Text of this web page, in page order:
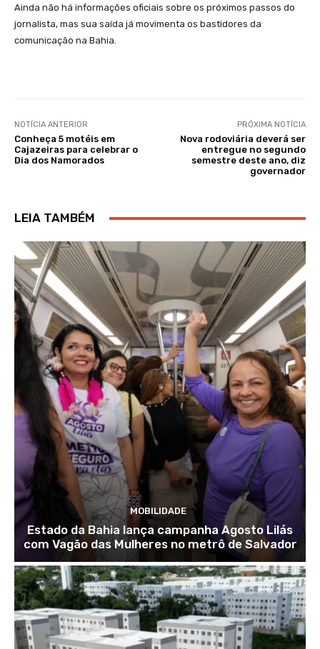
Ainda não há informações oficiais sobre os próximos passos do
jornalista, mas sua saída já movimenta os bastidores da
comunicação na Bahia.
NOTÍCIA ANTERIOR
Conheça 5 motéis em
Cajazeiras para celebrar o
Dia dos Namorados
PRÓXIMA NOTÍCIA
Nova rodoviária deverá ser
entregue no segundo
semestre deste ano, diz
governador
LEIA TAMBÉM
MOBILIDADE
Estado da Bahia lança campanha Agosto Lilás
com Vagão das Mulheres no metrô de Salvador